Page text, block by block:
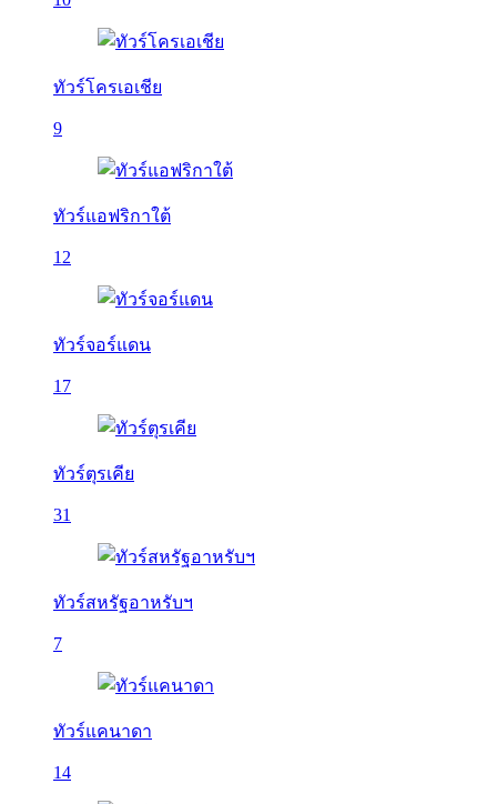
ทัวร์โครเอเชีย
9
ทัวร์แอฟริกาใต้
12
ทัวร์จอร์แดน
17
ทัวร์ตุรเคีย
31
ทัวร์สหรัฐอาหรับฯ
7
ทัวร์แคนาดา
14